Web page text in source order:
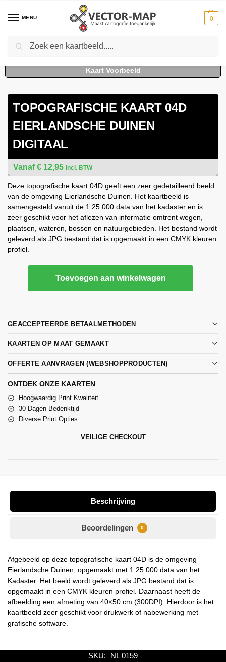
MENU 0
Home Kaarten - Topografische kaarten
TOPOGRAFISCHE KAART 04D
EIERLANDSCHE DUINEN
DIGITAAL
€ 12,95 incl. BTW
Deze topografische kaart 04D geeft een zeer gedetailleerd beeld
van de omgeving Eierlandsche Duinen. Het kaartbeeld is
samengesteld vanuit de 1:25.000 data van het kadaster en is
zeer geschikt voor het aflezen van informatie omtrent wegen,
plaatsen, wateren, bossen en natuurgebieden. Het bestand wordt
geleverd als JPG bestand dat is opgemaakt in een CMYK kleuren
profiel.
Toevoegen aan winkelwagen
GEACCEPTEERDE BETAALMETHODEN
KAARTEN OP MAAT GEMAAKT
OFFERTE AANVRAGEN (WEBSHOPPRODUCTEN)
ONTDEK ONZE KAARTEN
Hoogwaardig Print Kwaliteit
30 Dagen Bedenktijd
Diverse Print Opties
VEILIGE CHECKOUT
Beschrijving
Beoordelingen 0
Afgebeeld op deze topografische kaart 04D is de omgeving
Eierlandsche Duinen, opgemaakt met 1:25.000 data van het
Kadaster. Het beeld wordt geleverd als JPG bestand dat is
opgemaakt in een CMYK kleuren profiel. Daarnaast heeft de
afbeelding een afmeting van 40×50 cm (300DPI). Hierdoor is het
kaartbeeld zeer geschikt voor drukwerk of nabewerking met
grafische software.
SKU:
NL 0159